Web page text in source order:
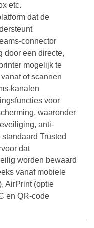
etc.
dat de
connector
door een directe,
mogelijk te
of scannen
kanalen
voor
waaronder
anti-
Trusted
dat
worden bewaard
vanaf mobiele
AirPrint (optie
en QR-code